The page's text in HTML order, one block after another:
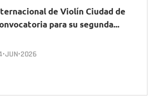
de Violín Ciudad de
para su segunda...